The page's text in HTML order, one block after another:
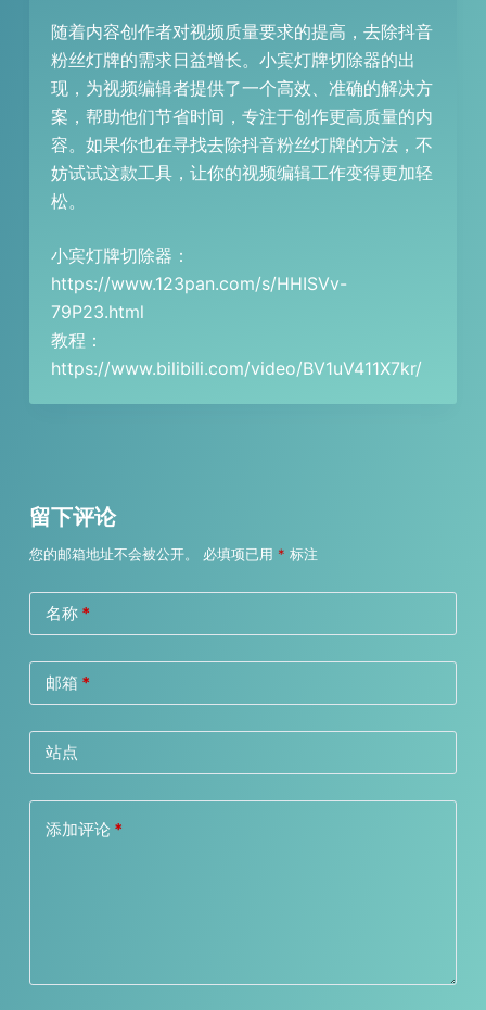
随着内容创作者对视频质量要求的提高，去除抖音
粉丝灯牌的需求日益增长。小宾灯牌切除器的出
现，为视频编辑者提供了一个高效、准确的解决方
案，帮助他们节省时间，专注于创作更高质量的内
容。如果你也在寻找去除抖音粉丝灯牌的方法，不
妨试试这款工具，让你的视频编辑工作变得更加轻
松。
小宾灯牌切除器：
https://www.123pan.com/s/HHISVv-
79P23.html
教程：
https://www.bilibili.com/video/BV1uV411X7kr/
留下评论
您的邮箱地址不会被公开。 必填项已用 * 标注
名称*
邮箱 *
站点
添加评论 *